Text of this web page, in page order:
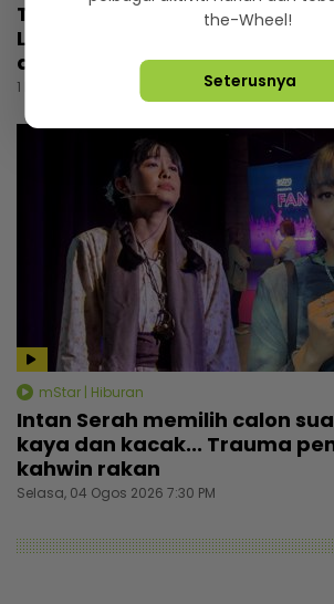
Tebalkan muka jual air kopi,
Lawak cemburu bila tengok
ada perniagaan
1 hari lalu
mStar | Hiburan
Intan Serah memilih calon
kaya dan kacak... Trauma
kahwin rakan
Selasa, 04 Ogos 2026 7:30 PM
the-Wheel!
Seterusnya